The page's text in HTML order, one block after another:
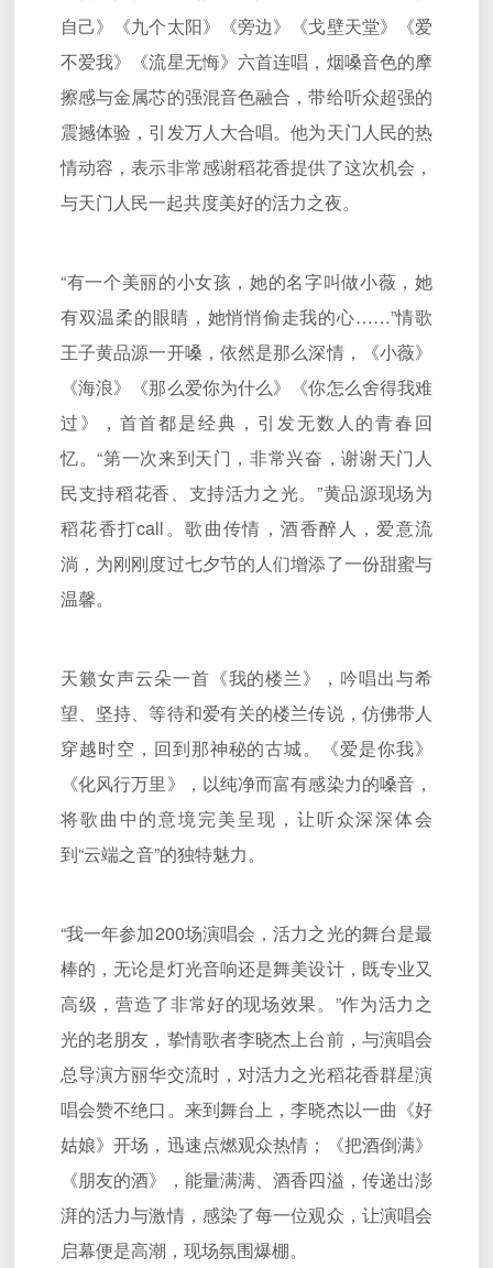
自己》《九个太阳》《旁边》《戈壁天堂》《爱
不爱我》《流星无悔》六首连唱，烟嗓音色的摩
擦感与金属芯的强混音色融合，带给听众超强的
震撼体验，引发万人大合唱。他为天门人民的热
情动容，表示非常感谢稻花香提供了这次机会，
与天门人民一起共度美好的活力之夜。
“有一个美丽的小女孩，她的名字叫做小薇，她
有双温柔的眼睛，她悄悄偷走我的心……”情歌
王子黄品源一开嗓，依然是那么深情，《小薇》
《海浪》《那么爱你为什么》《你怎么舍得我难
过》，首首都是经典，引发无数人的青春回
忆。“第一次来到天门，非常兴奋，谢谢天门人
民支持稻花香、支持活力之光。”黄品源现场为
稻花香打call。歌曲传情，酒香醉人，爱意流
淌，为刚刚度过七夕节的人们增添了一份甜蜜与
温馨。
天籁女声云朵一首《我的楼兰》，吟唱出与希
望、坚持、等待和爱有关的楼兰传说，仿佛带人
穿越时空，回到那神秘的古城。《爱是你我》
《化风行万里》，以纯净而富有感染力的嗓音，
将歌曲中的意境完美呈现，让听众深深体会
到“云端之音”的独特魅力。
“我一年参加200场演唱会，活力之光的舞台是最
棒的，无论是灯光音响还是舞美设计，既专业又
高级，营造了非常好的现场效果。”作为活力之
光的老朋友，挚情歌者李晓杰上台前，与演唱会
总导演方丽华交流时，对活力之光稻花香群星演
唱会赞不绝口。来到舞台上，李晓杰以一曲《好
姑娘》开场，迅速点燃观众热情；《把酒倒满》
《朋友的酒》，能量满满、酒香四溢，传递出澎
湃的活力与激情，感染了每一位观众，让演唱会
启幕便是高潮，现场氛围爆棚。